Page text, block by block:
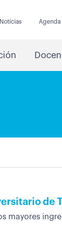
Notícias Agenda
de
mayores